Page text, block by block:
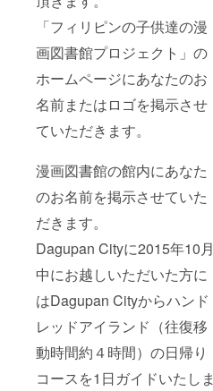
「フィリピンの子供達の漫
画図書館プロジェクト」の
ホームページにあなたのお
名前またはロゴを掲示させ
ていただきます。
漫画図書館の館内にあなた
のお名前を掲示させていた
だきます。
Dagupan Cityに2015年10月
中にお越しいただいた方に
はDagupan Cityからハンド
レッドアイランド（往復移
動時間約４時間）の日帰り
コースを1日ガイドいたしま